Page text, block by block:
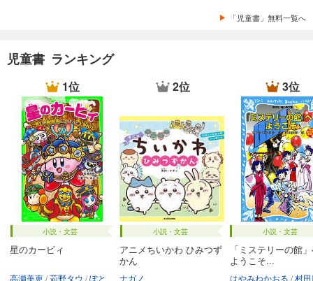
「児童書」無料一覧へ
児童書 ランキング
1位
小説・文芸
星のカービィ
高瀬美恵 苅野タウ ぽと
2位
小説・文芸
アニメちいかわ ひみつず
かん
ナガノ
3位
小説・文芸
「ミステリーの館
ようこそ...
はやみねかおる 村